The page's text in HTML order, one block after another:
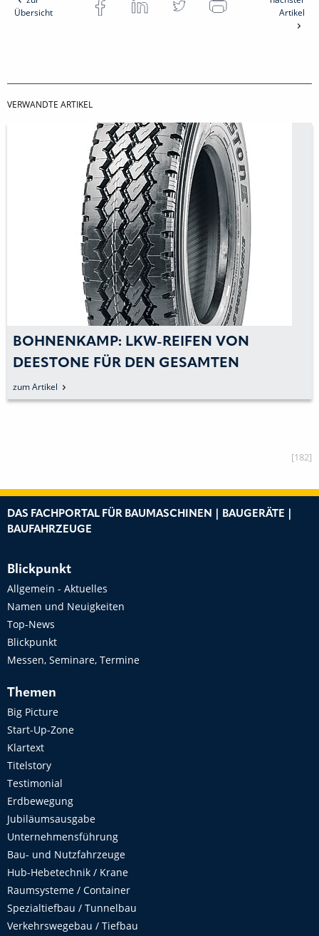
Übersicht
Artikel
VERWANDTE ARTIKEL
BOHNENKAMP: LKW-REIFEN VON
DEESTONE FÜR DEN GESAMTEN
ZENTRALEUROPÄISCHEN MARKT
zum Artikel
[182]
DAS FACHPORTAL FÜR BAUMASCHINEN | BAUGERÄTE |
BAUFAHRZEUGE
Blickpunkt
Allgemein - Aktuelles
Namen und Neuigkeiten
Top-News
Blickpunkt
Messen, Seminare, Termine
Themen
Big Picture
Start-Up-Zone
Klartext
Titelstory
Testimonial
Erdbewegung
Jubiläumsausgabe
Unternehmensführung
Bau- und Nutzfahrzeuge
Hub-Hebetechnik / Krane
Raumsysteme / Container
Spezialtiefbau / Tunnelbau
Verkehrswegebau / Tiefbau